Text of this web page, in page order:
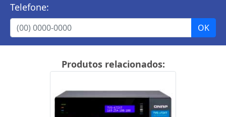
Telefone:
Produtos relacionados: